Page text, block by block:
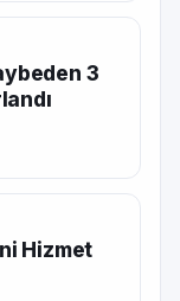
3
Hizmet